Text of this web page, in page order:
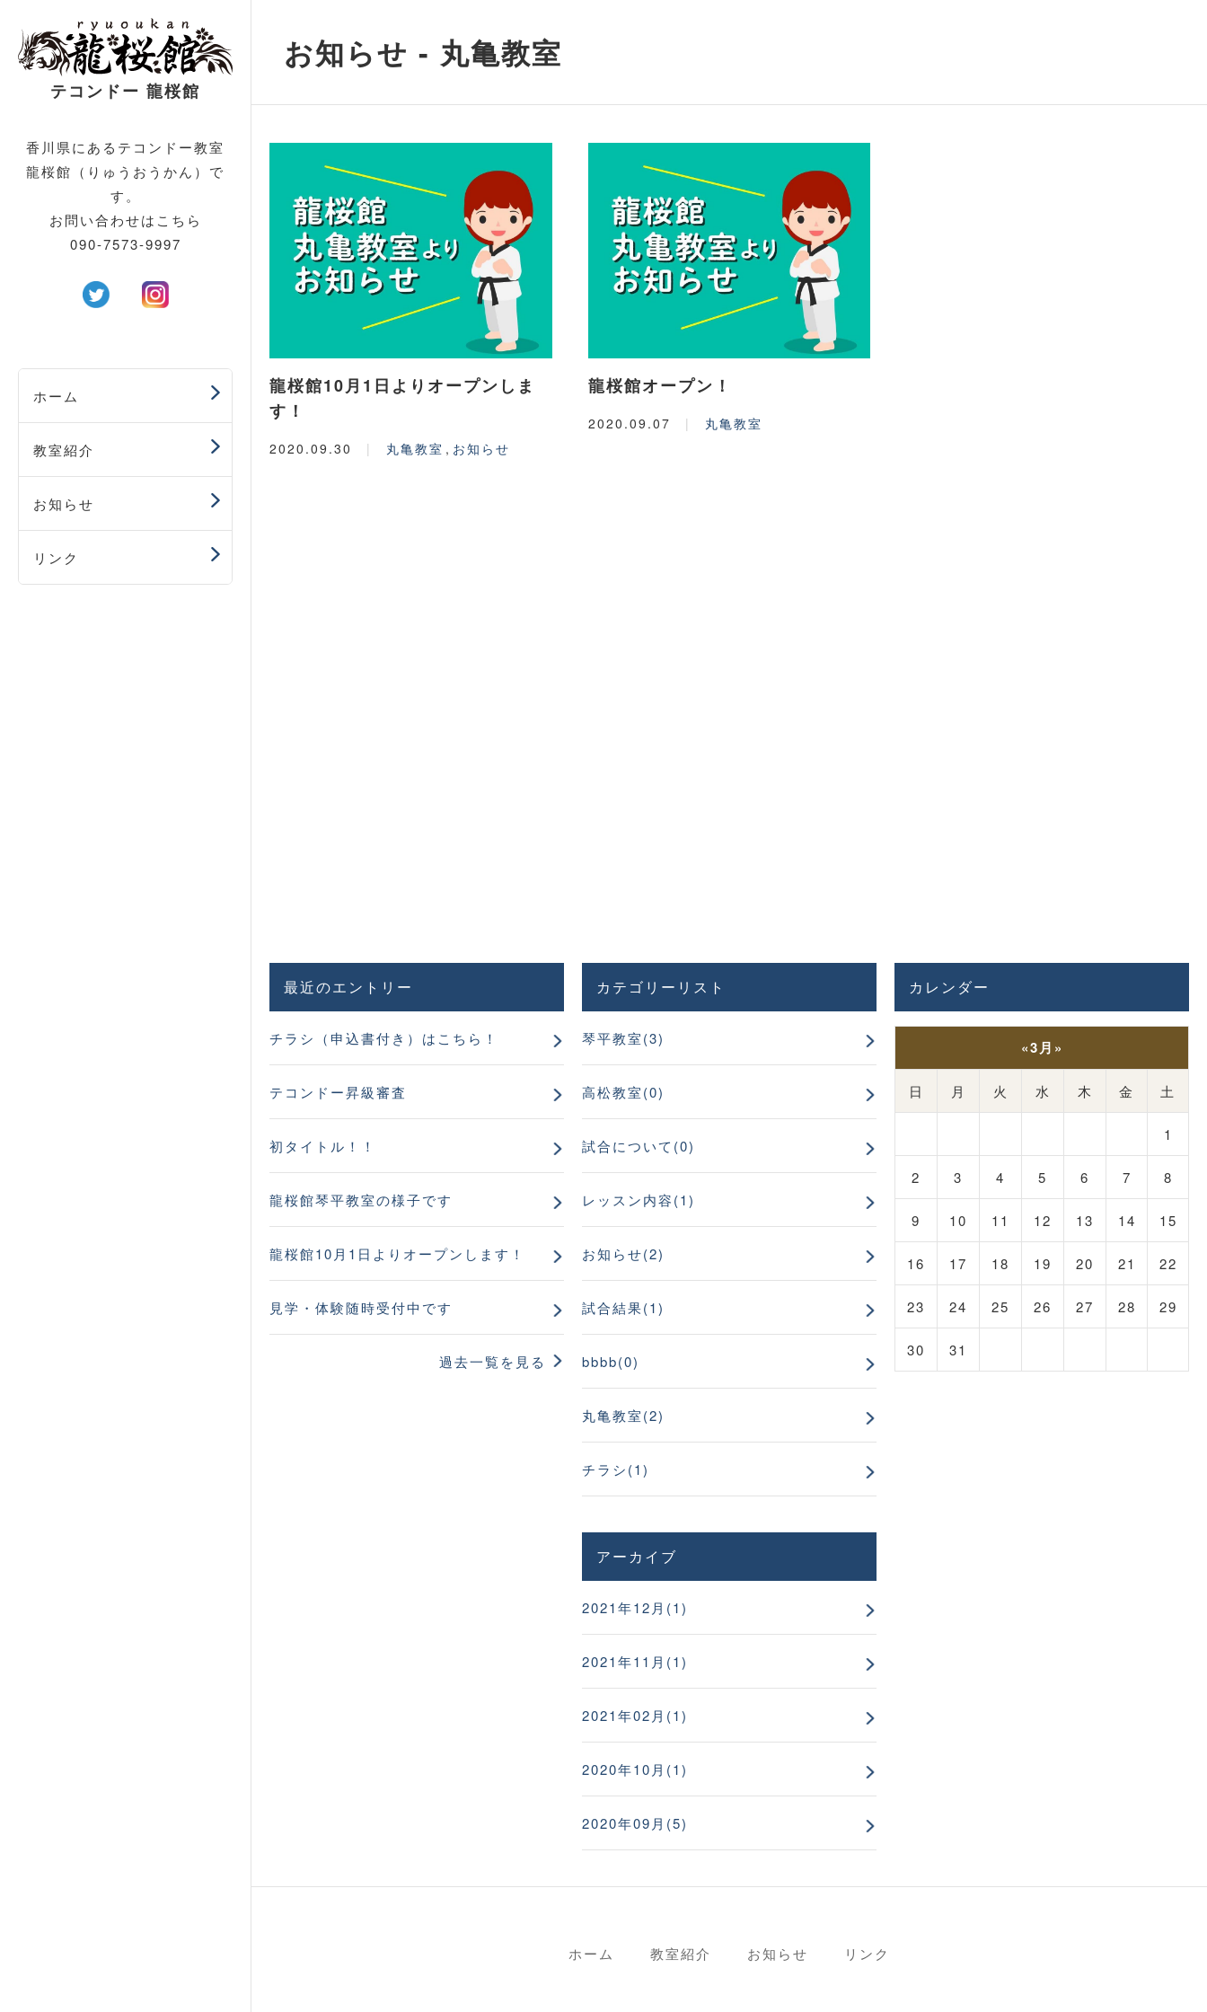
テコンドー 龍桜館
香川県にあるテコンドー教室
龍桜館（りゅうおうかん）で
す。
お問い合わせはこちら
090-7573-9997
ホーム
教室紹介
お知らせ
リンク
お知らせ - 丸亀教室
龍桜館10月1日よりオープンしま
す！
2020.09.30 丸亀教室 お知らせ
龍桜館オープン！
2020.09.07 丸亀教室
最近のエントリー
チラシ（申込書付き）はこちら！
テコンドー昇級審査
初タイトル！！
龍桜館琴平教室の様子です
龍桜館10月1日よりオープンします！
見学・体験随時受付中です
過去一覧を見る
カテゴリーリスト
琴平教室(3)
高松教室(0)
試合について(0)
レッスン内容(1)
お知らせ(2)
試合結果(1)
bbbb(0)
丸亀教室(2)
チラシ(1)
アーカイブ
2021年12月(1)
2021年11月(1)
2021年02月(1)
2020年10月(1)
2020年09月(5)
カレンダー
«3月 »
日 月 火 水 木 金 土
1
2 3 4 5 6 7 8
9 10 11 12 13 14 15
16 17 18 19 20 21 22
23 24 25 26 27 28 29
30 31
ホーム 教室紹介 お知らせ リンク